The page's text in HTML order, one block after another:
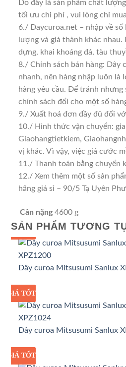
Do đây là sản phẩm chất
tối ưu chi phí , vui lòng chỉ
6./ Daycuroa.net – nhập về
lượng và giá thành khác
dựng, khai khoáng đá, tàu
8./ Chính sách bán hàng: Dây
nhanh, nên hàng nhập luôn là
hàng yêu cầu. Để tránh
chính sách đổi cho một số
9./ Xuất hoá đơn đầy đủ đối
10./ Hình thức vận chuyển:
Giaohangtietkiem,
vị khác. Vì vậy, việc giá cước
11./ Thanh toán bằng chuyển
12./ Xem thêm một số sản
hãng giá sỉ – 90/5 Tạ Uyên
Cân nặng 4600 g
SẢN PHẨM TƯƠNG
GIÁ SỈ
GIÁ TỐT
Dây curoa Mitsusumi Sanlux
GIÁ SỈ
GIÁ TỐT
Dây curoa Mitsusumi Sanlux
GIÁ SỈ
GIÁ TỐT